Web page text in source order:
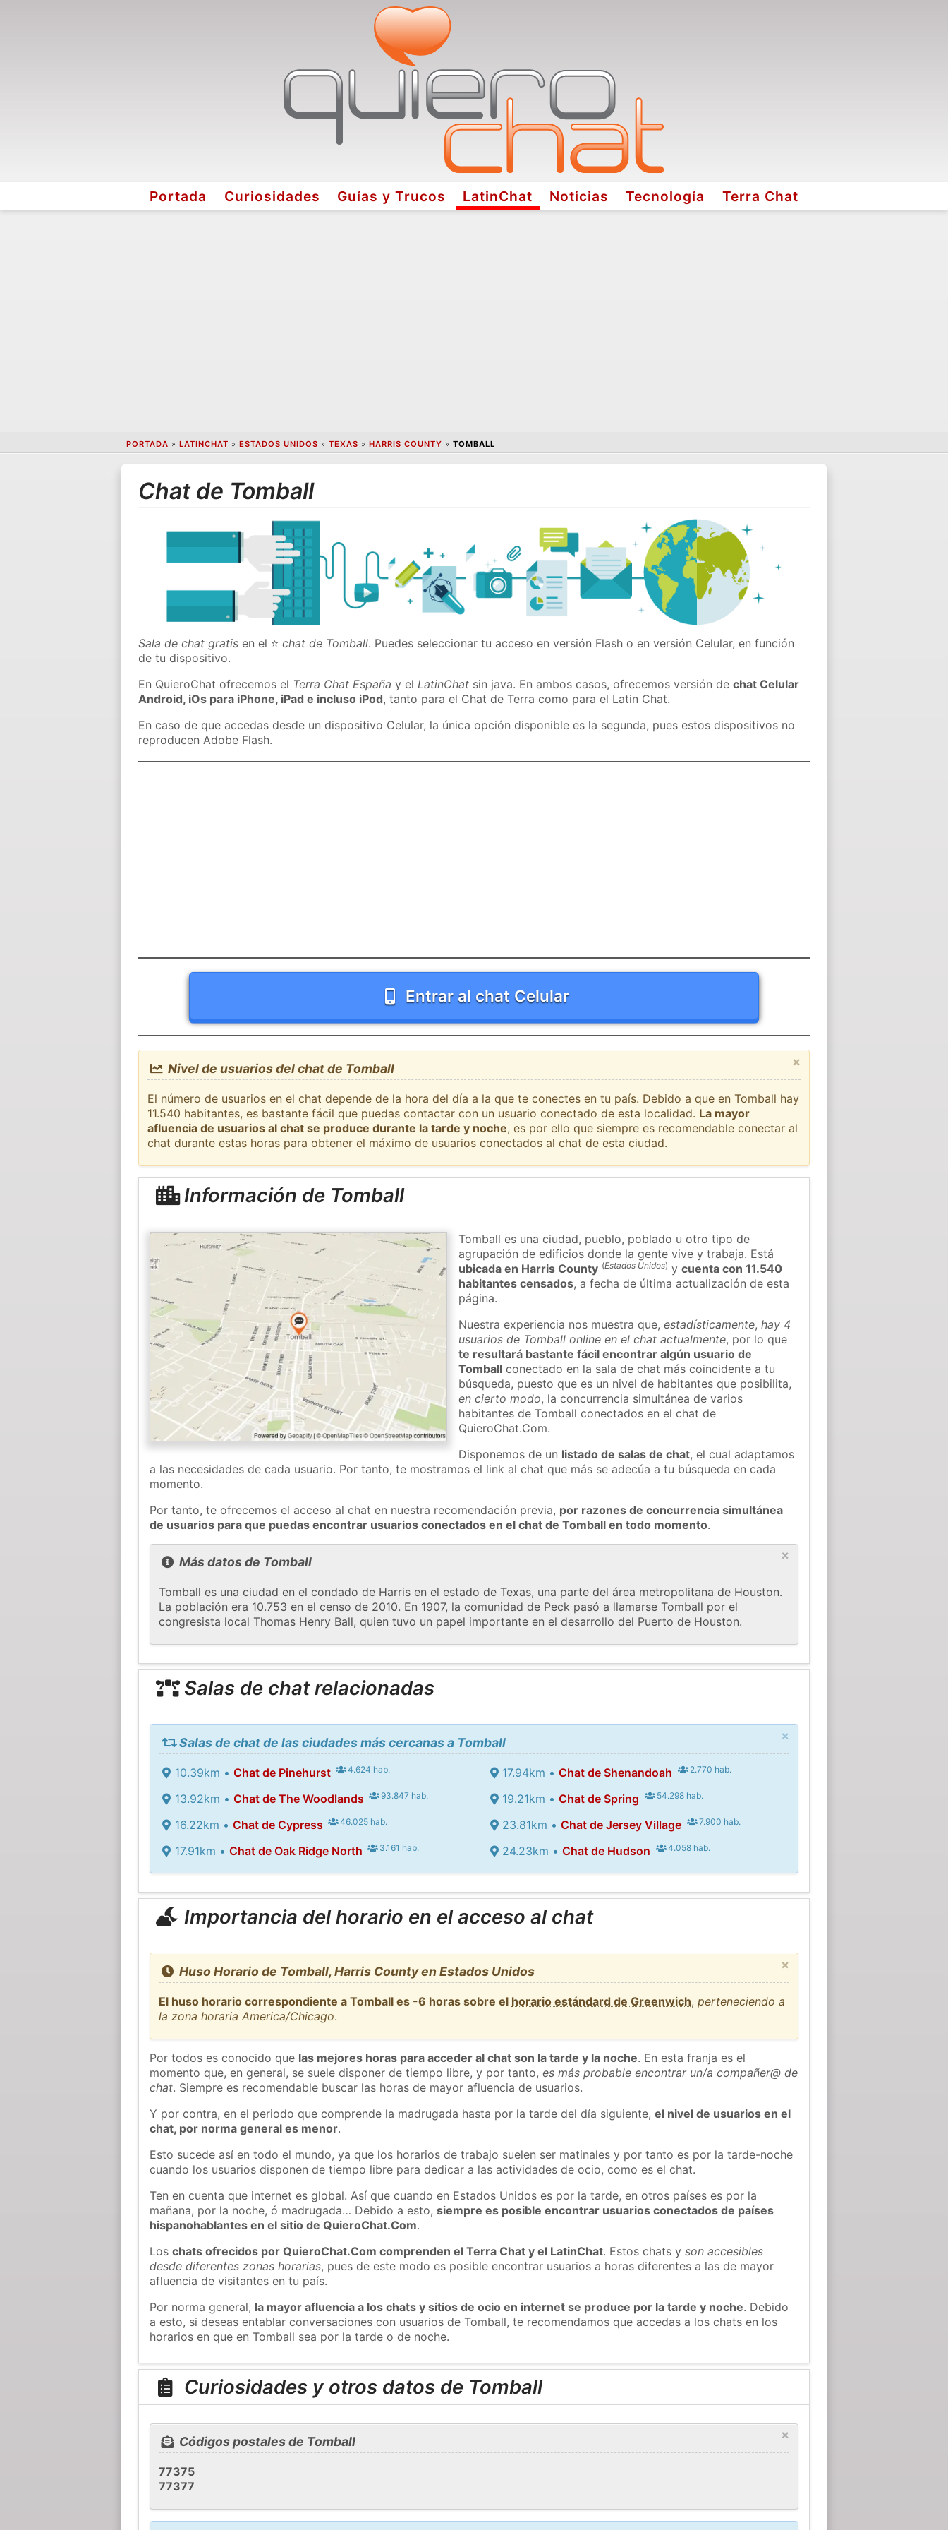
Portada Curiosidades Guías y Trucos LatinChat Noticias Tecnología Terra Chat
PORTADA » LATINCHAT » ESTADOS UNIDOS » TEXAS » HARRIS COUNTY » TOMBALL
Chat de Tomball
Sala de chat gratis en el ⭐chat de Tomball. Puedes seleccionar tu acceso en versión Flash o en versión Celular, en función
de tu dispositivo.
En QuieroChat ofrecemos el Terra Chat España y elLatinChat sin java. En ambos casos, ofrecemos versión dechat Celular
Android, iOs para iPhone, iPad e incluso iPod, tanto para el Chat de Terra como para el Latin Chat.
En caso de que accedas desde un dispositivo Celular, la única opción disponible es la segunda, pues estos dispositivos no
reproducen Adobe Flash.
Entrar al chat Celular
×
Nivel de usuarios del chat de Tomball
El número de usuarios en el chat depende de la hora del día a la que te conectes en tu país. Debido a que en Tomball hay
11.540 habitantes, es bastante fácil que puedas contactar con un usuario conectado de esta localidad. La mayor
afluencia de usuarios al chat se produce durante la tarde y noche, es por ello que siempre es recomendable conectar al
chat durante estas horas para obtener el máximo de usuarios conectados al chat de esta ciudad.
Información de Tomball
Tomball es una ciudad, pueblo, poblado u otro tipo de
agrupación de edificios donde la gente vive y trabaja. Está
ubicada en Harris County (Estados Unidos) ycuenta con 11.540
habitantes censados, a fecha de última actualización de esta
página.
Nuestra experiencia nos muestra que,estadísticamente,hay 4
usuarios de Tomball online en el chat actualmente, por lo que
te resultará bastante fácil encontrar algún usuario de
Tomball conectado en la sala de chat más coincidente a tu
búsqueda, puesto que es un nivel de habitantes que posibilita,
en cierto modo, la concurrencia simultánea de varios
habitantes de Tomball conectados en el chat de
QuieroChat.Com.
Disponemos de un listado de salas de chat, el cual adaptamos
a las necesidades de cada usuario. Por tanto, te mostramos el link al chat que más se adecúa a tu búsqueda en cada
momento.
Por tanto, te ofrecemos el acceso al chat en nuestra recomendación previa, por razones de concurrencia simultánea
de usuarios para que puedas encontrar usuarios conectados en el chat de Tomball en todo momento.
×
Más datos de Tomball
Tomball es una ciudad en el condado de Harris en el estado de Texas, una parte del área metropolitana de Houston.
La población era 10.753 en el censo de 2010. En 1907, la comunidad de Peck pasó a llamarse Tomball por el
congresista local Thomas Henry Ball, quien tuvo un papel importante en el desarrollo del Puerto de Houston.
Salas de chat relacionadas
×
Salas de chat de las ciudades más cercanas a Tomball
10.39km • Chat de Pinehurst 4.624 hab.
13.92km • Chat de The Woodlands 93.847 hab.
16.22km • Chat de Cypress 46.025 hab.
17.91km • Chat de Oak Ridge North 3.161 hab.
17.94km •Chat de Shenandoah 2.770 hab.
19.21km •Chat de Spring 54.298 hab.
23.81km •Chat de Jersey Village 7.900 hab.
24.23km •Chat de Hudson 4.058 hab.
Importancia del horario en el acceso al chat
×
Huso Horario de Tomball, Harris County en Estados Unidos
El huso horario correspondiente a Tomball es -6 horas sobre el horario estándard de Greenwich,perteneciendo a
la zona horaria America/Chicago.
Por todos es conocido que las mejores horas para acceder al chat son la tarde y la noche. En esta franja es el
momento que, en general, se suele disponer de tiempo libre, y por tanto,es más probable encontrar un/a compañer@ de
chat. Siempre es recomendable buscar las horas de mayor afluencia de usuarios.
Y por contra, en el periodo que comprende la madrugada hasta por la tarde del día siguiente,el nivel de usuarios en el
chat, por norma general es menor.
Esto sucede así en todo el mundo, ya que los horarios de trabajo suelen ser matinales y por tanto es por la tarde-noche
cuando los usuarios disponen de tiempo libre para dedicar a las actividades de ocio, como es el chat.
Ten en cuenta que internet es global. Así que cuando en Estados Unidos es por la tarde, en otros países es por la
mañana, por la noche, ó madrugada… Debido a esto,siempre es posible encontrar usuarios conectados de países
hispanohablantes en el sitio de QuieroChat.Com.
Loschats ofrecidos por QuieroChat.Com comprenden el Terra Chat y el LatinChat. Estos chats yson accesibles
desde diferentes zonas horarias, pues de este modo es posible encontrar usuarios a horas diferentes a las de mayor
afluencia de visitantes en tu país.
Por norma general, la mayor afluencia a los chats y sitios de ocio en internet se produce por la tarde y noche. Debido
a esto, si deseas entablar conversaciones con usuarios de Tomball, te recomendamos que accedas a los chats en los
horarios en que en Tomball sea por la tarde o de noche.
Curiosidades y otros datos de Tomball
×
Códigos postales de Tomball
77375
77377